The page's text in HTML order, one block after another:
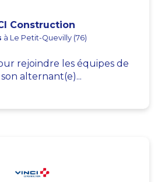
Construction
à Le Petit-Quevilly (76)
rejoindre les équipes de
alternant(e)...